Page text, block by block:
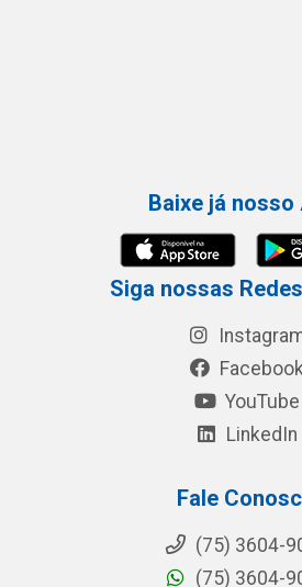
Baixe já nosso
Siga nossas
YouTube
LinkedIn
Fale
(75) 3604-
(75) 3604-